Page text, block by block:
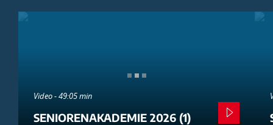
Video - 49:05 min
SENIORENAKADEMIE 2026 (1)